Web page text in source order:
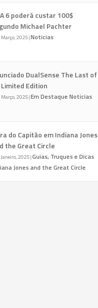
6 poderá custar 100$
Michael Pachter
2025|Noticias
DualSense The Last of
Limited Edition
2025|Em Destaque Noticias
do Capitão em Indiana Jones
the Great Circle
2025|Guias, Truques e Dicas
Jones and the Great Circle